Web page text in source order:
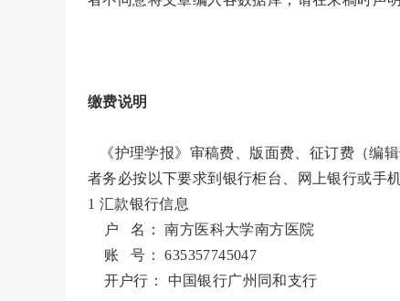
缴费说明
《护理学报》审稿费、版面费、征订费（编
者务必按以下要求到银行柜台、网上银行或手机
1 汇款银行信息
户 名： 南方医科大学南方医院
账 号： 635357745047
开户行： 中国银行广州同和支行